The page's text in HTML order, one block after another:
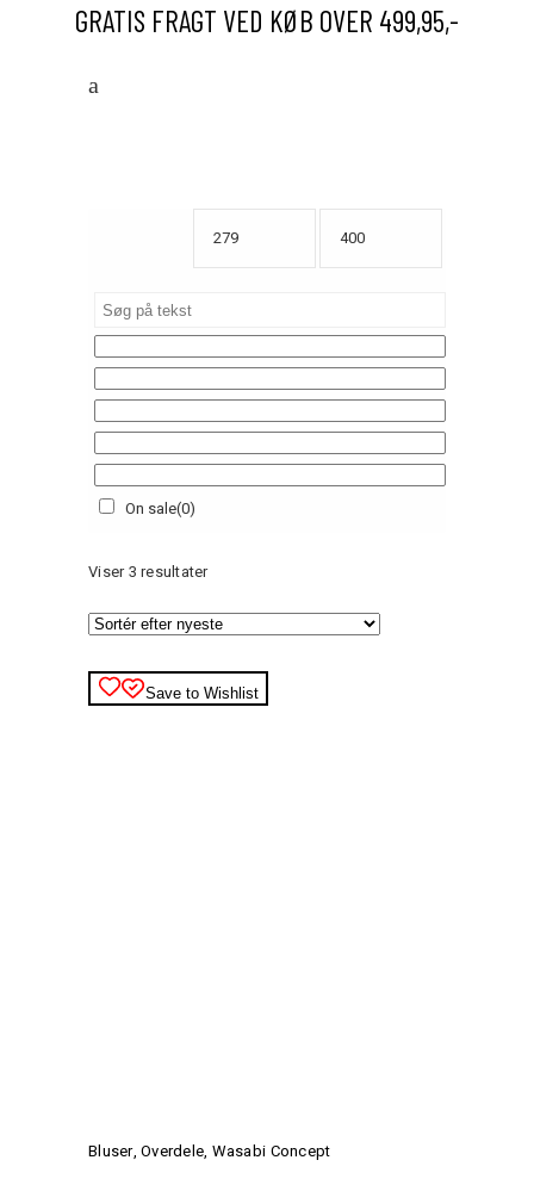
GRATIS FRAGT VED KØB OVER 499,95,-
On sale(0)
Viser 3 resultaterSorteret
efter
seneste
Save to Wishlist
Bluser,Overdele, Wasabi Concept